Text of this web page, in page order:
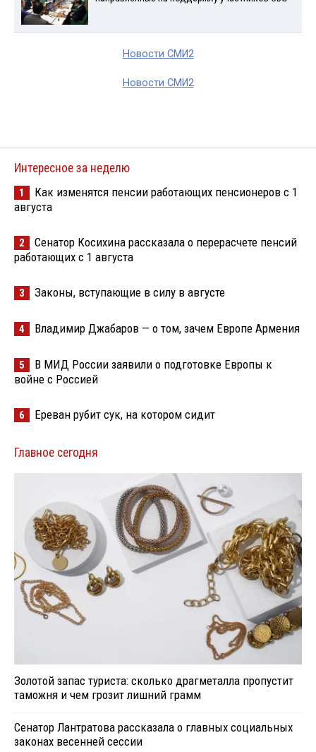
Новости СМИ2
Новости СМИ2
Интересное за неделю
1
Как изменятся пенсии работающих пенсионеров с 1
августа
2
Сенатор Косихина рассказала о перерасчете пенсий
работающих с 1 августа
3 Законы, вступающие в силу в августе
4 Владимир Джабаров — о том, зачем Европе Армения
5
В МИД России заявили о подготовке Европы к
войне с Россией
6 Ереван рубит сук, на котором сидит
Главное сегодня
Золотой запас туриста: сколько драгметалла пропустит
таможня и чем грозит лишний грамм
Сенатор Лантратова рассказала о главных социальных
законах весенней сессии